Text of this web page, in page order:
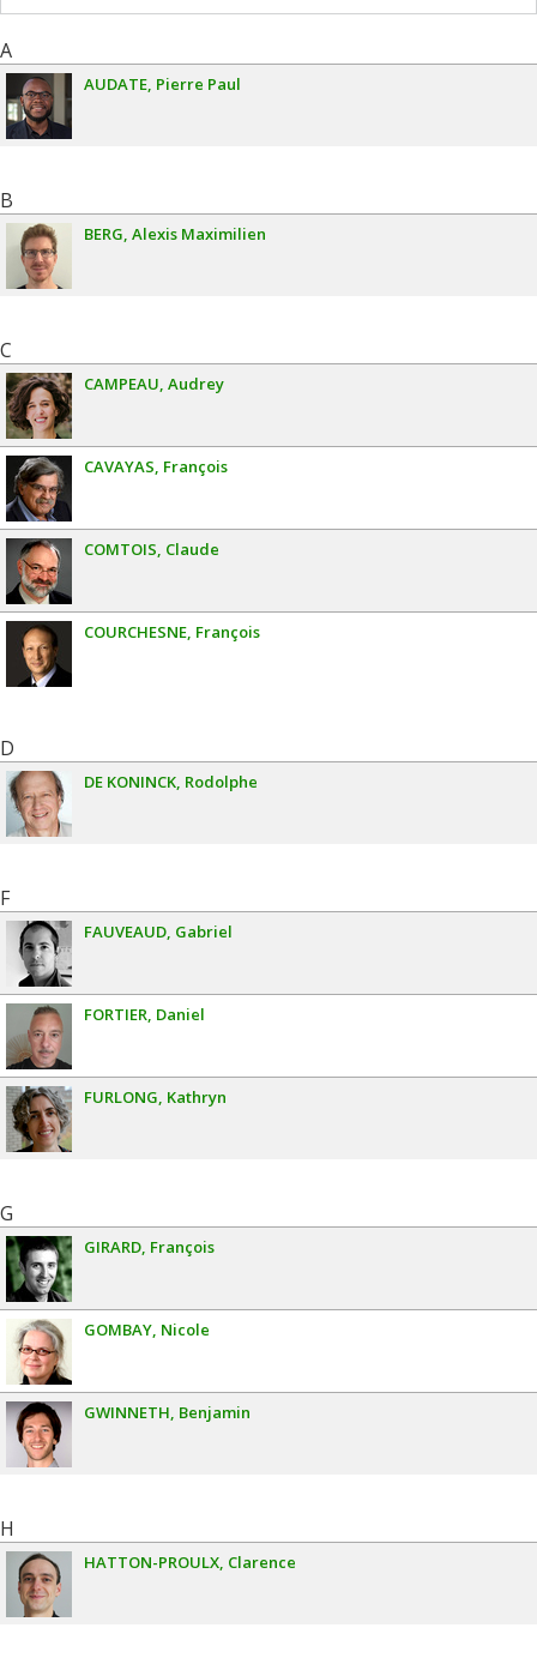
A
AUDATE Pierre Paul
B
BERG Alexis Maximilien
C
CAMPEAU Audrey
CAVAYAS François
COMTOIS Claude
COURCHESNE François
D
DE KONINCK Rodolphe
F
FAUVEAUD Gabriel
FORTIER Daniel
FURLONG Kathryn
G
GIRARD François
GOMBAY Nicole
GWINNETH Benjamin
H
HATTON-PROULX Clarence